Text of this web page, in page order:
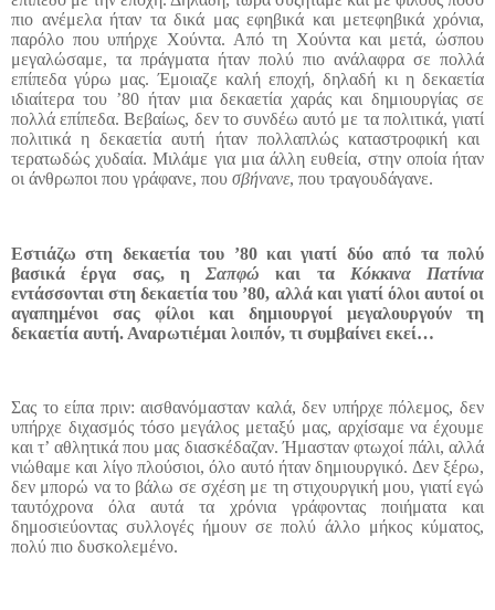
πιο ανέμελα ήταν τα δικά μας εφηβικά και μετεφηβικά χρόνια,
παρόλο που υπήρχε Χούντα. Από τη Χούντα και μετά, ώσπου
μεγαλώσαμε, τα πράγματα ήταν πολύ πιο ανάλαφρα σε πολλά
επίπεδα γύρω μας. Έμοιαζε καλή εποχή, δηλαδή κι η δεκαετία
ιδιαίτερα του ’80 ήταν μια δεκαετία χαράς και δημιουργίας σε
πολλά επίπεδα. Βεβαίως, δεν το συνδέω αυτό με τα πολιτικά, γιατί
πολιτικά η δεκαετία αυτή ήταν πολλαπλώς καταστροφική και
τερατωδώς χυδαία. Μιλάμε για μια άλλη ευθεία, στην οποία ήταν
οι άνθρωποι που γράφανε, που σβήνανε, που τραγουδάγανε.
Εστιάζω στη δεκαετία του ’80 και γιατί δύο από τα πολύ
βασικά έργα σας, η Σαπφώ και τα Κόκκινα Πατίνια
εντάσσονται στη δεκαετία του ’80, αλλά και γιατί όλοι αυτοί οι
αγαπημένοι σας φίλοι και δημιουργοί μεγαλουργούν τη
δεκαετία αυτή. Αναρωτιέμαι λοιπόν, τι συμβαίνει εκεί…
Σας το είπα πριν: αισθανόμασταν καλά, δεν υπήρχε πόλεμος, δεν
υπήρχε διχασμός τόσο μεγάλος μεταξύ μας, αρχίσαμε να έχουμε
και τ’ αθλητικά που μας διασκέδαζαν. Ήμασταν φτωχοί πάλι, αλλά
νιώθαμε και λίγο πλούσιοι, όλο αυτό ήταν δημιουργικό. Δεν ξέρω,
δεν μπορώ να το βάλω σε σχέση με τη στιχουργική μου, γιατί εγώ
ταυτόχρονα όλα αυτά τα χρόνια γράφοντας ποιήματα και
δημοσιεύοντας συλλογές ήμουν σε πολύ άλλο μήκος κύματος,
πολύ πιο δυσκολεμένο.